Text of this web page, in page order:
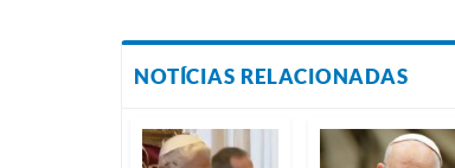
NOTÍCIAS RELACIONADAS